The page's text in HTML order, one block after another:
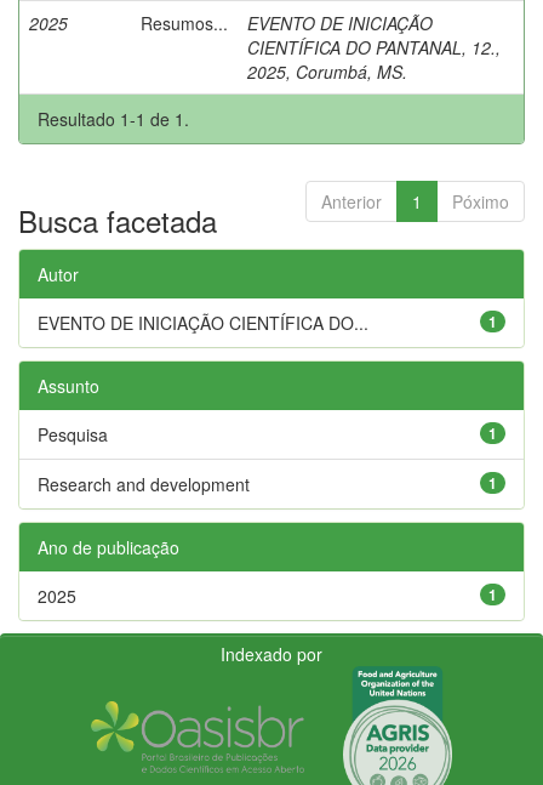
2025 Resumos...
EVENTO DE INICIAÇÃO
CIENTÍFICA DO PANTANAL, 12.,
2025, Corumbá, MS.
Resultado 1-1 de 1.
Anterior 1 Póximo
Busca facetada
Autor
1
EVENTO DE INICIAÇÃO CIENTÍFICA DO...
Assunto
1
Pesquisa
1
Research and development
Ano de publicação
1
2025
Indexado por